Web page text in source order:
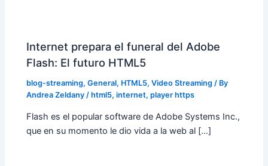
Internet prepara el funeral del Adobe
Flash: El futuro HTML5
blog-streaming,General, HTML5,Video Streaming / By
Andrea Zeldany /html5,internet,player https
Flash es el popular software de Adobe Systems Inc.,
que en su momento le dio vida a la web al […]